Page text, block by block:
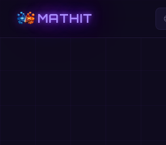
MATHIT